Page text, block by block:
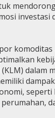
investasi
dalam
seperti